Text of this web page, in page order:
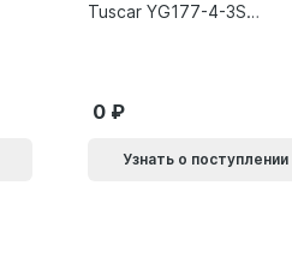
Tuscar YG177-4-3S
0
Узнать о поступлении